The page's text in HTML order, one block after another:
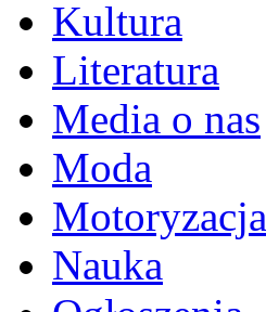
Kultura
Literatura
Media o nas
Moda
Motoryzacja
Nauka